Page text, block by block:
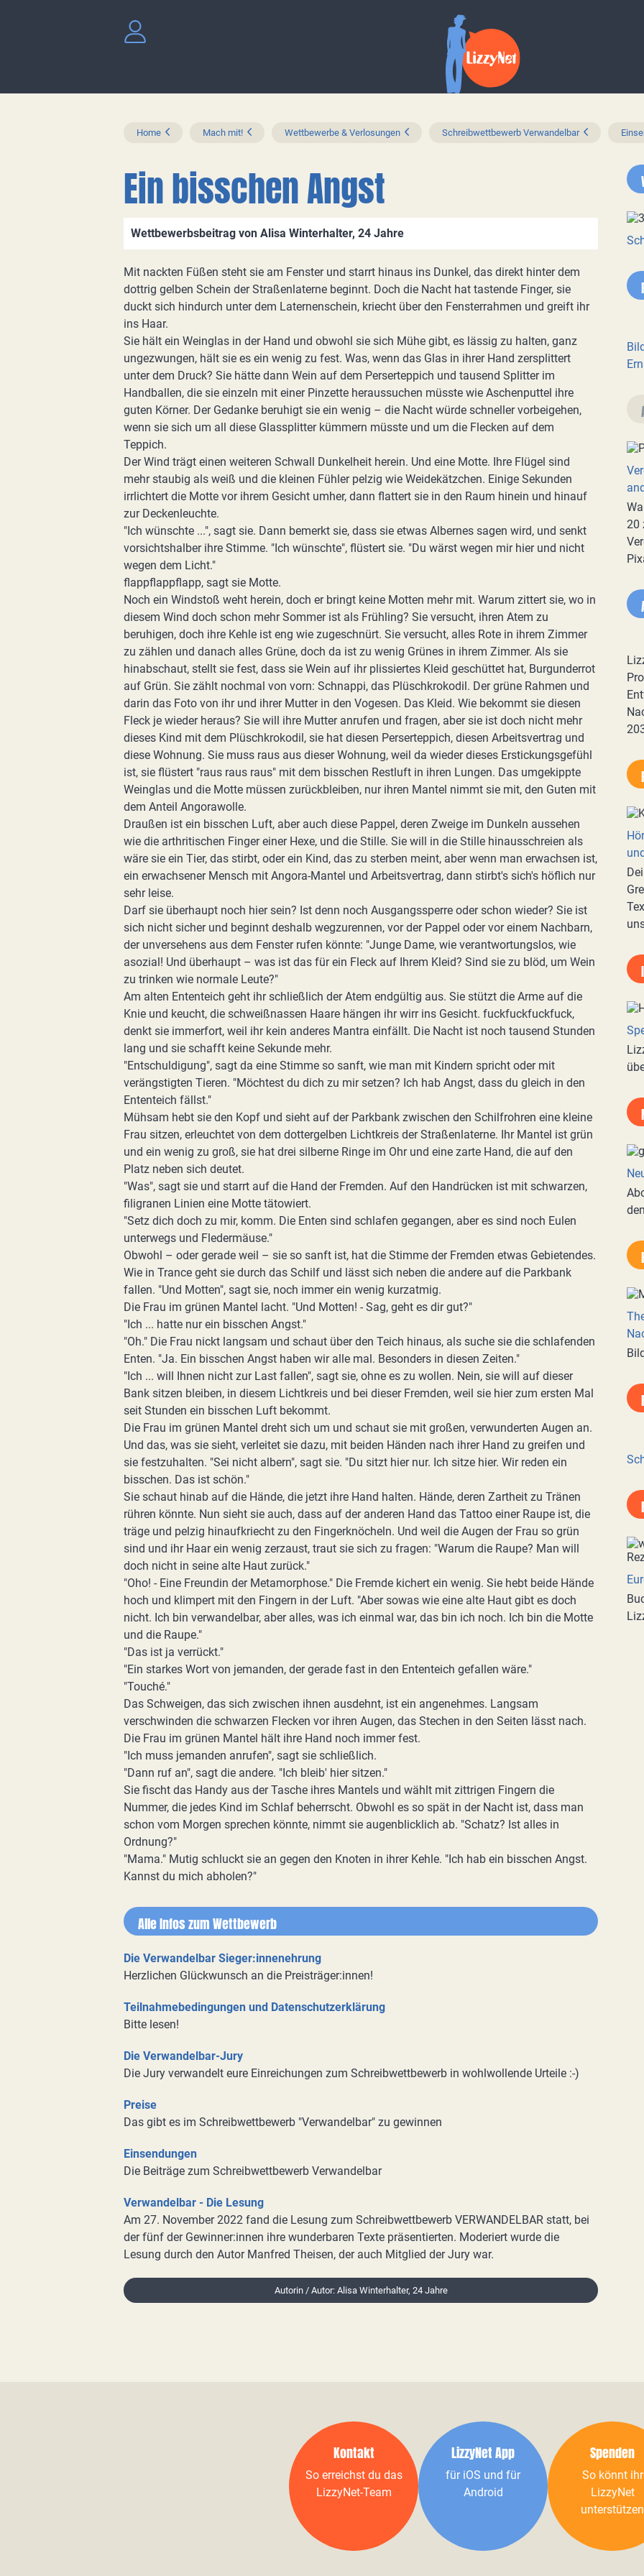
Home Mach mit! Wettbewerbe & Verlosungen Schreibwettbewerb Verwandelbar
Ein bisschen Angst
Wettbewerbsbeitrag von Alisa Winterhalter, 24 Jahre
Mit nackten Füßen steht sie am Fenster und starrt hinaus ins Dunkel, das direkt hinter dem
dottrig gelben Schein der Straßenlaterne beginnt. Doch die Nacht hat tastende Finger, sie
duckt sich hindurch unter dem Laternenschein, kriecht über den Fensterrahmen und greift ihr
ins Haar.
Sie hält ein Weinglas in der Hand und obwohl sie sich Mühe gibt, es lässig zu halten, ganz
ungezwungen, hält sie es ein wenig zu fest. Was, wenn das Glas in ihrer Hand zersplittert
unter dem Druck? Sie hätte dann Wein auf dem Perserteppich und tausend Splitter im
Handballen, die sie einzeln mit einer Pinzette heraussuchen müsste wie Aschenputtel ihre
guten Körner. Der Gedanke beruhigt sie ein wenig – die Nacht würde schneller vorbeigehen,
wenn sie sich um all diese Glassplitter kümmern müsste und um die Flecken auf dem
Teppich.
Der Wind trägt einen weiteren Schwall Dunkelheit herein. Und eine Motte. Ihre Flügel sind
mehr staubig als weiß und die kleinen Fühler pelzig wie Weidekätzchen. Einige Sekunden
irrlichtert die Motte vor ihrem Gesicht umher, dann flattert sie in den Raum hinein und hinauf
zur Deckenleuchte.
"Ich wünschte ...", sagt sie. Dann bemerkt sie, dass sie etwas Albernes sagen wird, und senkt
vorsichtshalber ihre Stimme. "Ich wünschte", flüstert sie. "Du wärst wegen mir hier und nicht
wegen dem Licht."
flappflappflapp, sagt sie Motte.
Noch ein Windstoß weht herein, doch er bringt keine Motten mehr mit. Warum zittert sie, wo in
diesem Wind doch schon mehr Sommer ist als Frühling? Sie versucht, ihren Atem zu
beruhigen, doch ihre Kehle ist eng wie zugeschnürt. Sie versucht, alles Rote in ihrem Zimmer
zu zählen und danach alles Grüne, doch da ist zu wenig Grünes in ihrem Zimmer. Als sie
hinabschaut, stellt sie fest, dass sie Wein auf ihr plissiertes Kleid geschüttet hat, Burgunderrot
auf Grün. Sie zählt nochmal von vorn: Schnappi, das Plüschkrokodil. Der grüne Rahmen und
darin das Foto von ihr und ihrer Mutter in den Vogesen. Das Kleid. Wie bekommt sie diesen
Fleck je wieder heraus? Sie will ihre Mutter anrufen und fragen, aber sie ist doch nicht mehr
dieses Kind mit dem Plüschkrokodil, sie hat diesen Perserteppich, diesen Arbeitsvertrag und
diese Wohnung. Sie muss raus aus dieser Wohnung, weil da wieder dieses Erstickungsgefühl
ist, sie flüstert "raus raus raus" mit dem bisschen Restluft in ihren Lungen. Das umgekippte
Weinglas und die Motte müssen zurückbleiben, nur ihren Mantel nimmt sie mit, den Guten mit
dem Anteil Angorawolle.
Draußen ist ein bisschen Luft, aber auch diese Pappel, deren Zweige im Dunkeln aussehen
wie die arthritischen Finger einer Hexe, und die Stille. Sie will in die Stille hinausschreien als
wäre sie ein Tier, das stirbt, oder ein Kind, das zu sterben meint, aber wenn man erwachsen ist,
ein erwachsener Mensch mit Angora-Mantel und Arbeitsvertrag, dann stirbt's sich's höflich nur
sehr leise.
Darf sie überhaupt noch hier sein? Ist denn noch Ausgangssperre oder schon wieder? Sie ist
sich nicht sicher und beginnt deshalb wegzurennen, vor der Pappel oder vor einem Nachbarn,
der unversehens aus dem Fenster rufen könnte: "Junge Dame, wie verantwortungslos, wie
asozial! Und überhaupt – was ist das für ein Fleck auf Ihrem Kleid? Sind sie zu blöd, um Wein
zu trinken wie normale Leute?"
Am alten Ententeich geht ihr schließlich der Atem endgültig aus. Sie stützt die Arme auf die
Knie und keucht, die schweißnassen Haare hängen ihr wirr ins Gesicht. fuckfuckfuckfuck,
denkt sie immerfort, weil ihr kein anderes Mantra einfällt. Die Nacht ist noch tausend Stunden
lang und sie schafft keine Sekunde mehr.
"Entschuldigung", sagt da eine Stimme so sanft, wie man mit Kindern spricht oder mit
verängstigten Tieren. "Möchtest du dich zu mir setzen? Ich hab Angst, dass du gleich in den
Ententeich fällst."
Mühsam hebt sie den Kopf und sieht auf der Parkbank zwischen den Schilfrohren eine kleine
Frau sitzen, erleuchtet von dem dottergelben Lichtkreis der Straßenlaterne. Ihr Mantel ist grün
und ein wenig zu groß, sie hat drei silberne Ringe im Ohr und eine zarte Hand, die auf den
Platz neben sich deutet.
"Was", sagt sie und starrt auf die Hand der Fremden. Auf den Handrücken ist mit schwarzen,
filigranen Linien eine Motte tätowiert.
"Setz dich doch zu mir, komm. Die Enten sind schlafen gegangen, aber es sind noch Eulen
unterwegs und Fledermäuse."
Obwohl – oder gerade weil – sie so sanft ist, hat die Stimme der Fremden etwas Gebietendes.
Wie in Trance geht sie durch das Schilf und lässt sich neben die andere auf die Parkbank
fallen. "Und Motten", sagt sie, noch immer ein wenig kurzatmig.
Die Frau im grünen Mantel lacht. "Und Motten! - Sag, geht es dir gut?"
"Ich ... hatte nur ein bisschen Angst."
"Oh." Die Frau nickt langsam und schaut über den Teich hinaus, als suche sie die schlafenden
Enten. "Ja. Ein bisschen Angst haben wir alle mal. Besonders in diesen Zeiten."
"Ich ... will Ihnen nicht zur Last fallen", sagt sie, ohne es zu wollen. Nein, sie will auf dieser
Bank sitzen bleiben, in diesem Lichtkreis und bei dieser Fremden, weil sie hier zum ersten Mal
seit Stunden ein bisschen Luft bekommt.
Die Frau im grünen Mantel dreht sich um und schaut sie mit großen, verwunderten Augen an.
Und das, was sie sieht, verleitet sie dazu, mit beiden Händen nach ihrer Hand zu greifen und
sie festzuhalten. "Sei nicht albern", sagt sie. "Du sitzt hier nur. Ich sitze hier. Wir reden ein
bisschen. Das ist schön."
Sie schaut hinab auf die Hände, die jetzt ihre Hand halten. Hände, deren Zartheit zu Tränen
rühren könnte. Nun sieht sie auch, dass auf der anderen Hand das Tattoo einer Raupe ist, die
träge und pelzig hinaufkriecht zu den Fingerknöcheln. Und weil die Augen der Frau so grün
sind und ihr Haar ein wenig zerzaust, traut sie sich zu fragen: "Warum die Raupe? Man will
doch nicht in seine alte Haut zurück."
"Oho! - Eine Freundin der Metamorphose." Die Fremde kichert ein wenig. Sie hebt beide Hände
hoch und klimpert mit den Fingern in der Luft. "Aber sowas wie eine alte Haut gibt es doch
nicht. Ich bin verwandelbar, aber alles, was ich einmal war, das bin ich noch. Ich bin die Motte
und die Raupe."
"Das ist ja verrückt."
"Ein starkes Wort von jemanden, der gerade fast in den Ententeich gefallen wäre."
"Touché."
Das Schweigen, das sich zwischen ihnen ausdehnt, ist ein angenehmes. Langsam
verschwinden die schwarzen Flecken vor ihren Augen, das Stechen in den Seiten lässt nach.
Die Frau im grünen Mantel hält ihre Hand noch immer fest.
"Ich muss jemanden anrufen", sagt sie schließlich.
"Dann ruf an", sagt die andere. "Ich bleib' hier sitzen."
Sie fischt das Handy aus der Tasche ihres Mantels und wählt mit zittrigen Fingern die
Nummer, die jedes Kind im Schlaf beherrscht. Obwohl es so spät in der Nacht ist, dass man
schon vom Morgen sprechen könnte, nimmt sie augenblicklich ab. "Schatz? Ist alles in
Ordnung?"
"Mama." Mutig schluckt sie an gegen den Knoten in ihrer Kehle. "Ich hab ein bisschen Angst.
Kannst du mich abholen?"
Alle Infos zum Wettbewerb
Die Verwandelbar Sieger:innenehrung
Herzlichen Glückwunsch an die Preisträger:innen!
Teilnahmebedingungen und Datenschutzerklärung
Bitte lesen!
Die Verwandelbar-Jury
Die Jury verwandelt eure Einreichungen zum Schreibwettbewerb in wohlwollende Urteile :-)
Preise
Das gibt es im Schreibwettbewerb "Verwandelbar" zu gewinnen
Einsendungen
Die Beiträge zum Schreibwettbewerb Verwandelbar
Verwandelbar - Die Lesung
Am 27. November 2022 fand die Lesung zum Schreibwettbewerb VERWANDELBAR statt, bei
der fünf der Gewinner:innen ihre wunderbaren Texte präsentierten. Moderiert wurde die
Lesung durch den Autor Manfred Theisen, der auch Mitglied der Jury war.
Autorin / Autor: Alisa Winterhalter, 24 Jahre
20
Kontakt
So erreichst du das
LizzyNet-Team
LizzyNet App
für iOS und für
Android
Spenden
So könnt ihr
LizzyNet
unterstützen